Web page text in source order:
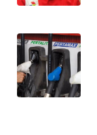
TAPANULI
SELATAN
WN